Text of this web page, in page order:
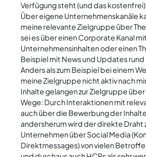
Verfügung steht (und das
Über eigene Unternehmenskanäle
meine relevante Zielgruppe über
sei es über einen Corporate Kanal mit
Unternehmensinhalten oder einen
Beispiel mit News und Updates
Anders als zum Beispiel bei einem
meine Zielgruppe nicht aktiv nach
Inhalte gelangen zur Zielgruppe
Wege: Durch Interaktionen mit
auch über die Bewerbung der
andersherum wird der direkte Draht
Unternehmen über Social Media
Direktmessages) von vielen